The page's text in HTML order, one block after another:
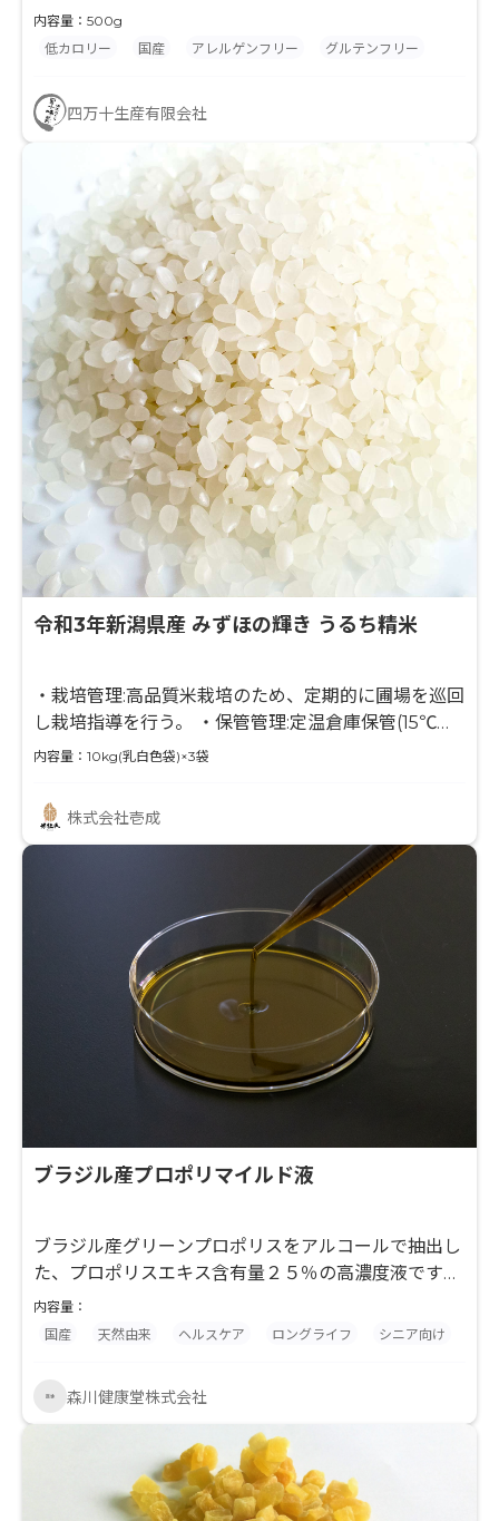
内容量：500g
低カロリー
国産 アレルゲンフリー グルテンフリー
四万十生産有限会社
令和3年新潟県産 みずほの輝き うるち精米
・栽培管理:高品質米栽培のため、定期的に圃場を巡回
し栽培指導を行う。 ・保管管理:定温倉庫保管(15℃以
下)により、鮮度の低下を抑える事が可能です。 ・品
の管理を行います。 ・精米管理:米の特徴を熟知した
技術者が、日々の気温や湿度に合わせた作業を行いま
す。 ・衛生管理:「HACCP」を導入し、徹底した衛生
内容量：10kg(乳白色袋)×3袋
株式会社壱成
ブラジル産プロポリマイルド液
ブラジル産グリーンプロポリスをアルコールで抽出し
た、プロポリスエキス含有量２５％の高濃度液です。
アルコールで抽出した液体は、水などに落とすとコッ
プの回りにヤニ質（ミツロウ）が付着しますが、大豆
内容量：
国産
天然由来 ヘルスケア ロングライフ シニア向け
森川健康堂株式会社